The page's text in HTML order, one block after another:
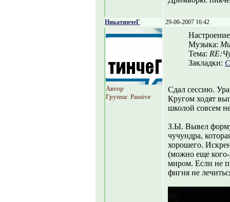
НикатинчеГ 29-06-2007 16:42
Автор
Группа: Passive
Музыка:
Тема:
Закладки:
Сдал сессию.
Кругом ходят
школой совсем
З.Ы. Вывел
чучундра,
хорошего.
(можно еще кого-
миром. Если не
фигня не